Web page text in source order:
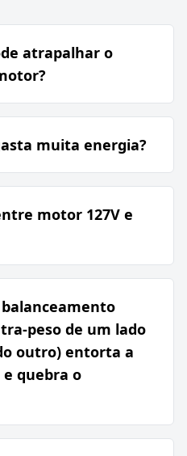
atrapalhar o
muita energia?
motor 127V e
peso de um lado
outro) entorta a
quebra o